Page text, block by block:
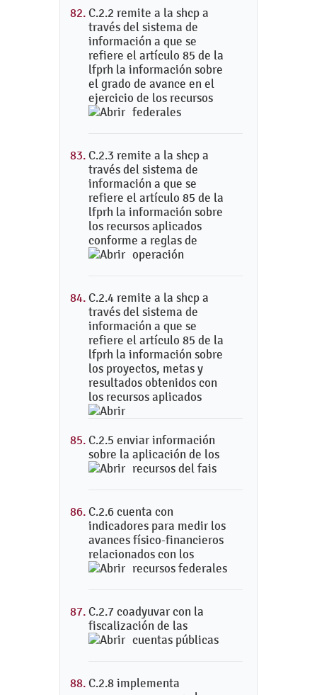
C.2.2 remite a la shcp a
través del sistema de
información a que se
refiere el artículo 85 de la
lfprh la información sobre
el grado de avance en el
ejercicio de los recursos
federales
C.2.3 remite a la shcp a
través del sistema de
información a que se
refiere el artículo 85 de la
lfprh la información sobre
los recursos aplicados
conforme a reglas de
operación
C.2.4 remite a la shcp a
través del sistema de
información a que se
refiere el artículo 85 de la
lfprh la información sobre
los proyectos, metas y
resultados obtenidos con
los recursos aplicados
C.2.5 enviar información
sobre la aplicación de los
recursos del fais
C.2.6 cuenta con
indicadores para medir los
avances físico-financieros
relacionados con los
recursos federales
C.2.7 coadyuvar con la
fiscalización de las
cuentas públicas
C.2.8 implementa